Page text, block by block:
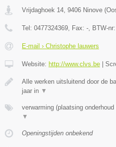
Vrijdaghoek 14 9406 Ninove (
Tel: 0477324369 , Fax: - , BTW-nr:
E-mail › Christophe lauwers
Website: http://www.clvs.be |
Alle werken uitsluitend door de
jaar in ▼
verwarming (plaatsing
▼
Openingstijden onbekend